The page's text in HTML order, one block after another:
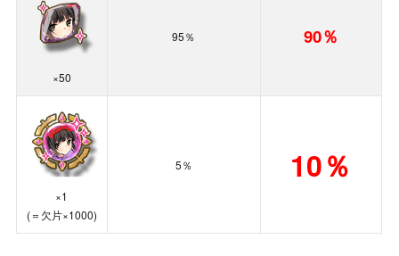
×50
95％ 90％
×1
(＝欠片×1000)
5％ 10％